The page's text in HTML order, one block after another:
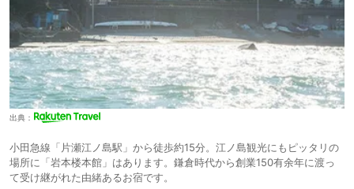
出典：
小田急線「片瀬江ノ島駅」から徒歩約15分。江ノ島観光にもピッタリの
場所に「岩本楼本館」はあります。鎌倉時代から創業150有余年に渡っ
て受け継がれた由緒あるお宿です。